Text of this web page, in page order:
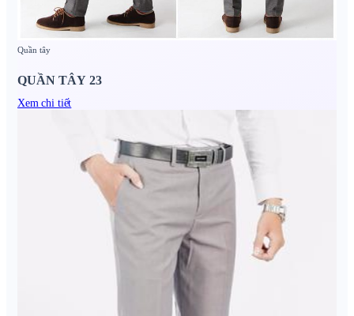
Quần tây
QUẦN TÂY 23
Xem chi tiết